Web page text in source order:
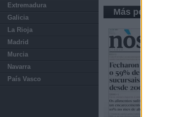
Extremadura
Galicia
La Rioja
Madrid
Murcia
Navarra
País Vasco
Más